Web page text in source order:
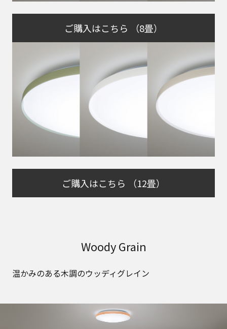
ご購入はこちら （8畳）
ご購入はこちら （12畳）
Woody Grain
温かみのある木調のウッディグレイン